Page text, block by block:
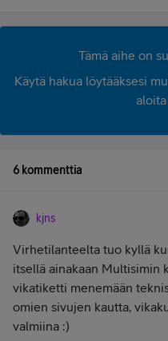
Tämä aihe on
Käytä hakua löytääksesi
6 kommenttia
kjns
Virhetilanteelta tuo kyllä
itsellä ainakaan Multisimin
vikatiketti menemään
omien sivujen kautta,
valmiina :)